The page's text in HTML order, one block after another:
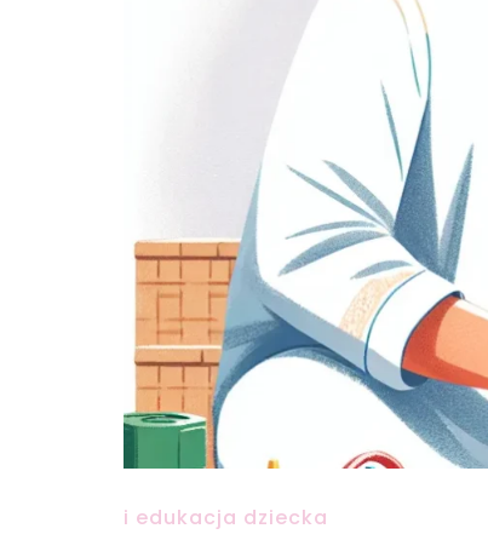
i edukacja dziecka